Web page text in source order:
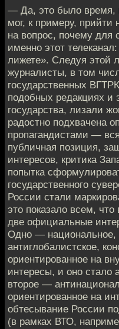
— Да, это было время,
мог, к примеру, прийти
на вопрос, почему для
именно этот
лижете». Следуя этой
журналисты, в том
государственных
подобных редакциях
государства, лизали
радостно подхвачена
пропагандистами —
публичная позиция,
интересов, критика
попытка
государственного
России стали
это показало всем,
две официальные
Одно — национальное,
антиглобалистское,
ориентированное на
интересы, и оно стало
второе —
ориентированное на
обтесывание России
(в рамках ВТО,